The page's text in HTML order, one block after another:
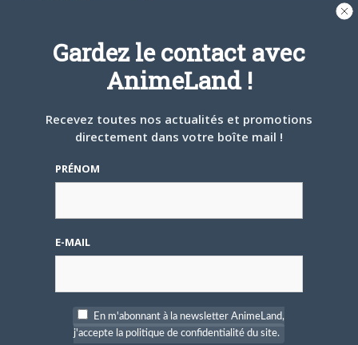
31 MARS 2023 0
Noeve Grafx et J-One
lancent leur Concours
Glénat propose une
Vous devezvous connecterpour laisser un
commentaire.
Gardez le contact avec
AnimeLand !
Recevez toutes nos actualités et promotions
directement dans votre boîte mail !
PRÉNOM
E-MAIL
En m'abonnant à la newsletter AnimeLand,
j'accepte la politique de confidentialité du site.